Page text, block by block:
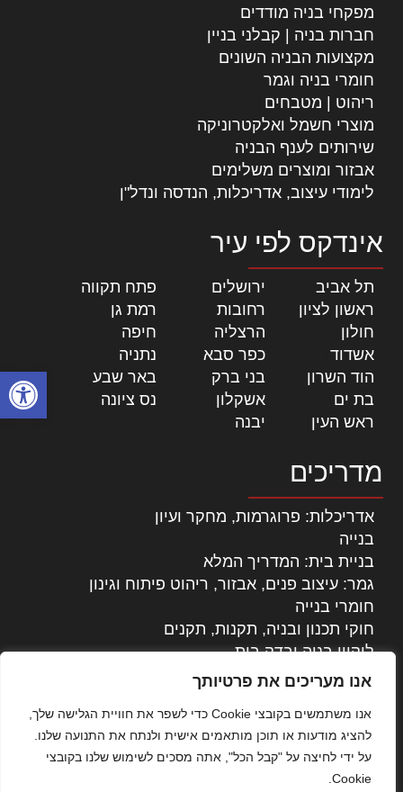
פתח
אנו מעריכים את פרטיותך
אנו משתמשים בקובצי Cookie כדי לשפר את חוויית הגלישה שלך,
להציג מודעות או תוכן מותאמים אישית ולנתח את התנועה שלנו.
על ידי לחיצה על "קבל הכל", אתה מסכים לשימוש שלנו בקובצי
Cookie.
מפקחי בניה מודדים
חברות בניה | קבלני בניין
מקצועות הבניה השונים
חומרי בניה וגמר
ריהוט | מטבחים
מוצרי חשמל ואלקטרוניקה
שירותים לענף הבניה
אבזור ומוצרים משלימים
לימודי עיצוב, אדריכלות, הנדסה ונדל"ן
אינדקס לפי עיר
תל אביב ירושלים פתח תקווה
ראשון לציון
רחובות רמת גן
חולון
הרצליה חיפה
אשדוד
כפר סבא נתניה
הוד השרון
בני ברק באר שבע
בת ים
אשקלון נס ציונה
ראש העין
יבנה
מדריכים
אדריכלות: פרוגרמות, מחקר ועיון
בנייה
בניית בית: המדריך המלא
גמר: עיצוב פנים, אבזור, ריהוט פיתוח וגינון
חומרי בנייה
חוקי תכנון ובניה, תקנות, תקנים
ליקויי בניה ובדק בית
נדל"ן: זכויות, אגרות ועסקאות
עקרונות ניהול אחזקה מתקדמות
צילום אדריכלי
שיווק נדלן
שיטות בניה: מפרטים והמלצות